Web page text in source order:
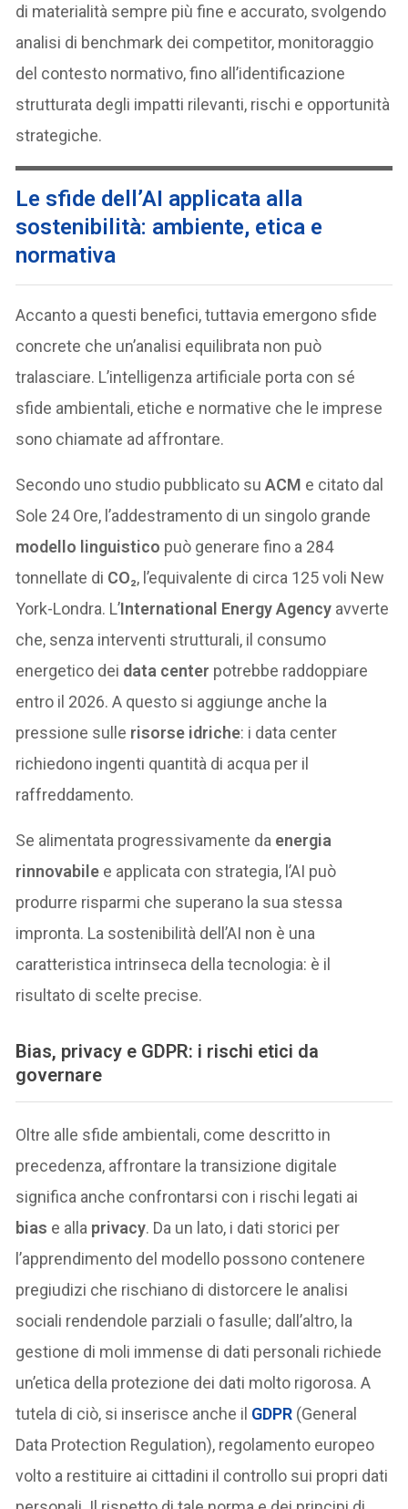
di materialità sempre più fine e accurato, svolgendo
analisi di benchmark dei competitor, monitoraggio
del contesto normativo, fino all’identificazione
strutturata degli impatti rilevanti, rischi e opportunità
strategiche.
Le sfide dell’AI applicata alla
sostenibilità: ambiente, etica e
normativa
Accanto a questi benefici, tuttavia emergono sfide
concrete che un’analisi equilibrata non può
tralasciare. L’intelligenza artificiale porta con sé
sfide ambientali, etiche e normative che le imprese
sono chiamate ad affrontare.
Secondo uno studio pubblicato suACM e citato dal
Sole 24 Ore, l’addestramento di un singolo grande
modello linguistico può generare fino a 284
tonnellate di CO₂, l’equivalente di circa 125 voli New
York-Londra. L’International Energy Agency avverte
che, senza interventi strutturali, il consumo
energetico dei data center potrebbe raddoppiare
entro il 2026. A questo si aggiunge anche la
pressione sulle risorse idriche: i data center
richiedono ingenti quantità di acqua per il
raffreddamento.
Se alimentata progressivamente da energia
rinnovabile e applicata con strategia, l’AI può
produrre risparmi che superano la sua stessa
impronta. La sostenibilità dell’AI non è una
caratteristica intrinseca della tecnologia: è il
risultato di scelte precise.
Bias, privacy e GDPR: i rischi etici da
governare
Oltre alle sfide ambientali, come descritto in
precedenza, affrontare la transizione digitale
significa anche confrontarsi con i rischi legati ai
bias e alla privacy. Da un lato, i dati storici per
l’apprendimento del modello possono contenere
pregiudizi che rischiano di distorcere le analisi
sociali rendendole parziali o fasulle; dall’altro, la
gestione di moli immense di dati personali richiede
un’etica della protezione dei dati molto rigorosa. A
tutela di ciò, si inserisce anche il GDPR (General
Data Protection Regulation), regolamento europeo
volto a restituire ai cittadini il controllo sui propri dati